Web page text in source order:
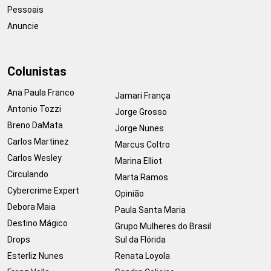
Pessoais
Anuncie
Colunistas
Ana Paula Franco
Antonio Tozzi
Breno DaMata
Carlos Martinez
Carlos Wesley
Circulando
Cybercrime Expert
Debora Maia
Destino Mágico
Drops
Esterliz Nunes
Jamari França
Jorge Grosso
Jorge Nunes
Marcus Coltro
Marina Elliot
Marta Ramos
Opinião
Paula Santa Maria
Grupo Mulheres do Brasil
Sul da Flórida
Renata Loyola